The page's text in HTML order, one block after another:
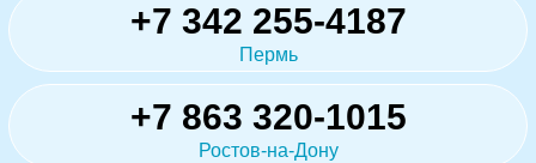
+7 342 255-4187
Пермь
+7 863 320-1015
Ростов-на-Дону